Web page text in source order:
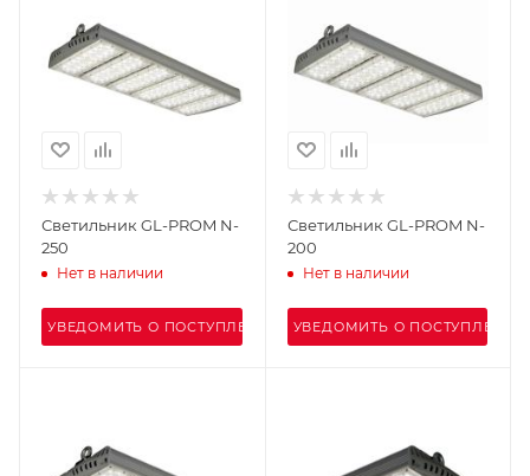
Светильник GL-PROM N-
250
Нет в наличии
УВЕДОМИТЬ О ПОСТУПЛЕНИИ
Светильник GL-PROM N-
200
Нет в наличии
УВЕДОМИТЬ О ПОСТУПЛЕНИИ